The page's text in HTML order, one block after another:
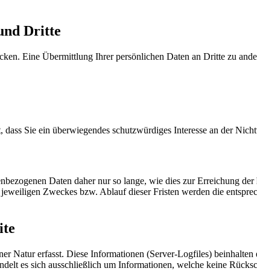
Dritte
Eine Übermittlung Ihrer persönlichen Daten an Dritte zu
Sie ein überwiegendes schutzwürdiges Interesse an der
Daten daher nur so lange, wie dies zur Erreichung
Zweckes bzw. Ablauf dieser Fristen werden die
Natur erfasst. Diese Informationen (Server-Logfiles)
es sich ausschließlich um Informationen, welche keine